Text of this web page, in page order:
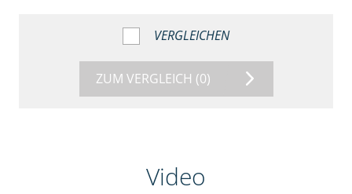
VERGLEICHEN
ZUM VERGLEICH (0)
Video